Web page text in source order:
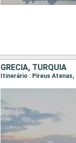
GRÉCIA, TURQUIA
Itinerário : Pireus